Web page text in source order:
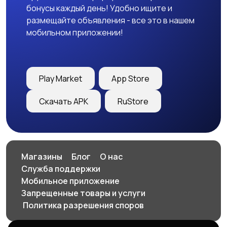
бонусы каждый день! Удобно ищите и
размещайте объявления - все это в нашем
мобильном приложении!
Play Market App Store
Скачать APK RuStore
Магазины Блог
О нас
Служба поддержки
Мобильное приложение
Запрещенные товары и услуги
️ Политика разрешения споров